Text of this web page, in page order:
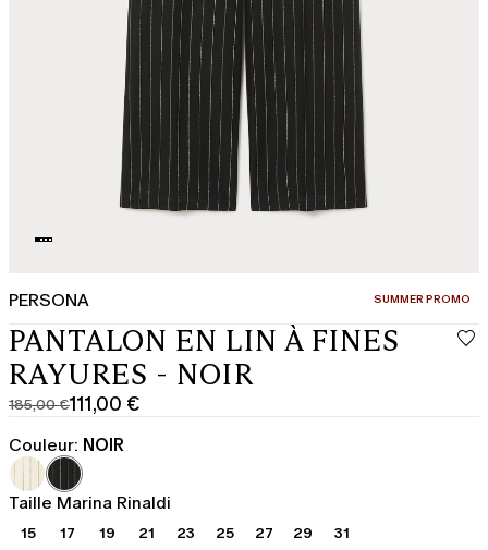
PERSONA CATÉGORIE:
SUMMER PROMO
PANTALON EN LIN À FINES
RAYURES - NOIR
185,00 €
Prix
original
185,00
€
111,00 €
Prix
actuel
111,00
€
Couleur: NOIR
Taille Marina Rinaldi
15 17 19 21 23 25 27 29 31